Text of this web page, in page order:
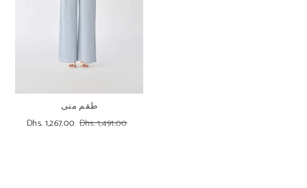
طقم منى
Dhs. 1,267.00 Dhs. 1,491.00